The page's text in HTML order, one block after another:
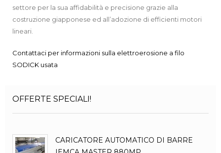
settore per la sua affidabilità e precisione grazie alla
costruzione giapponese ed all’adozione di efficienti motori
lineari.
Contattaci per informazioni sulla elettroerosione a filo
SODICK usata
OFFERTE SPECIALI!
CARICATORE AUTOMATICO DI BARRE